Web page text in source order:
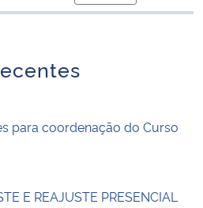
Direitos Humanos
para área de
para coordenação do Curso
E REAJUSTE PRESENCIAL